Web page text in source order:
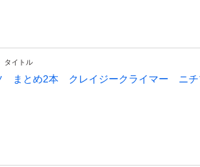
タイトル
まとめ2本 クレイジークライマー ニチ